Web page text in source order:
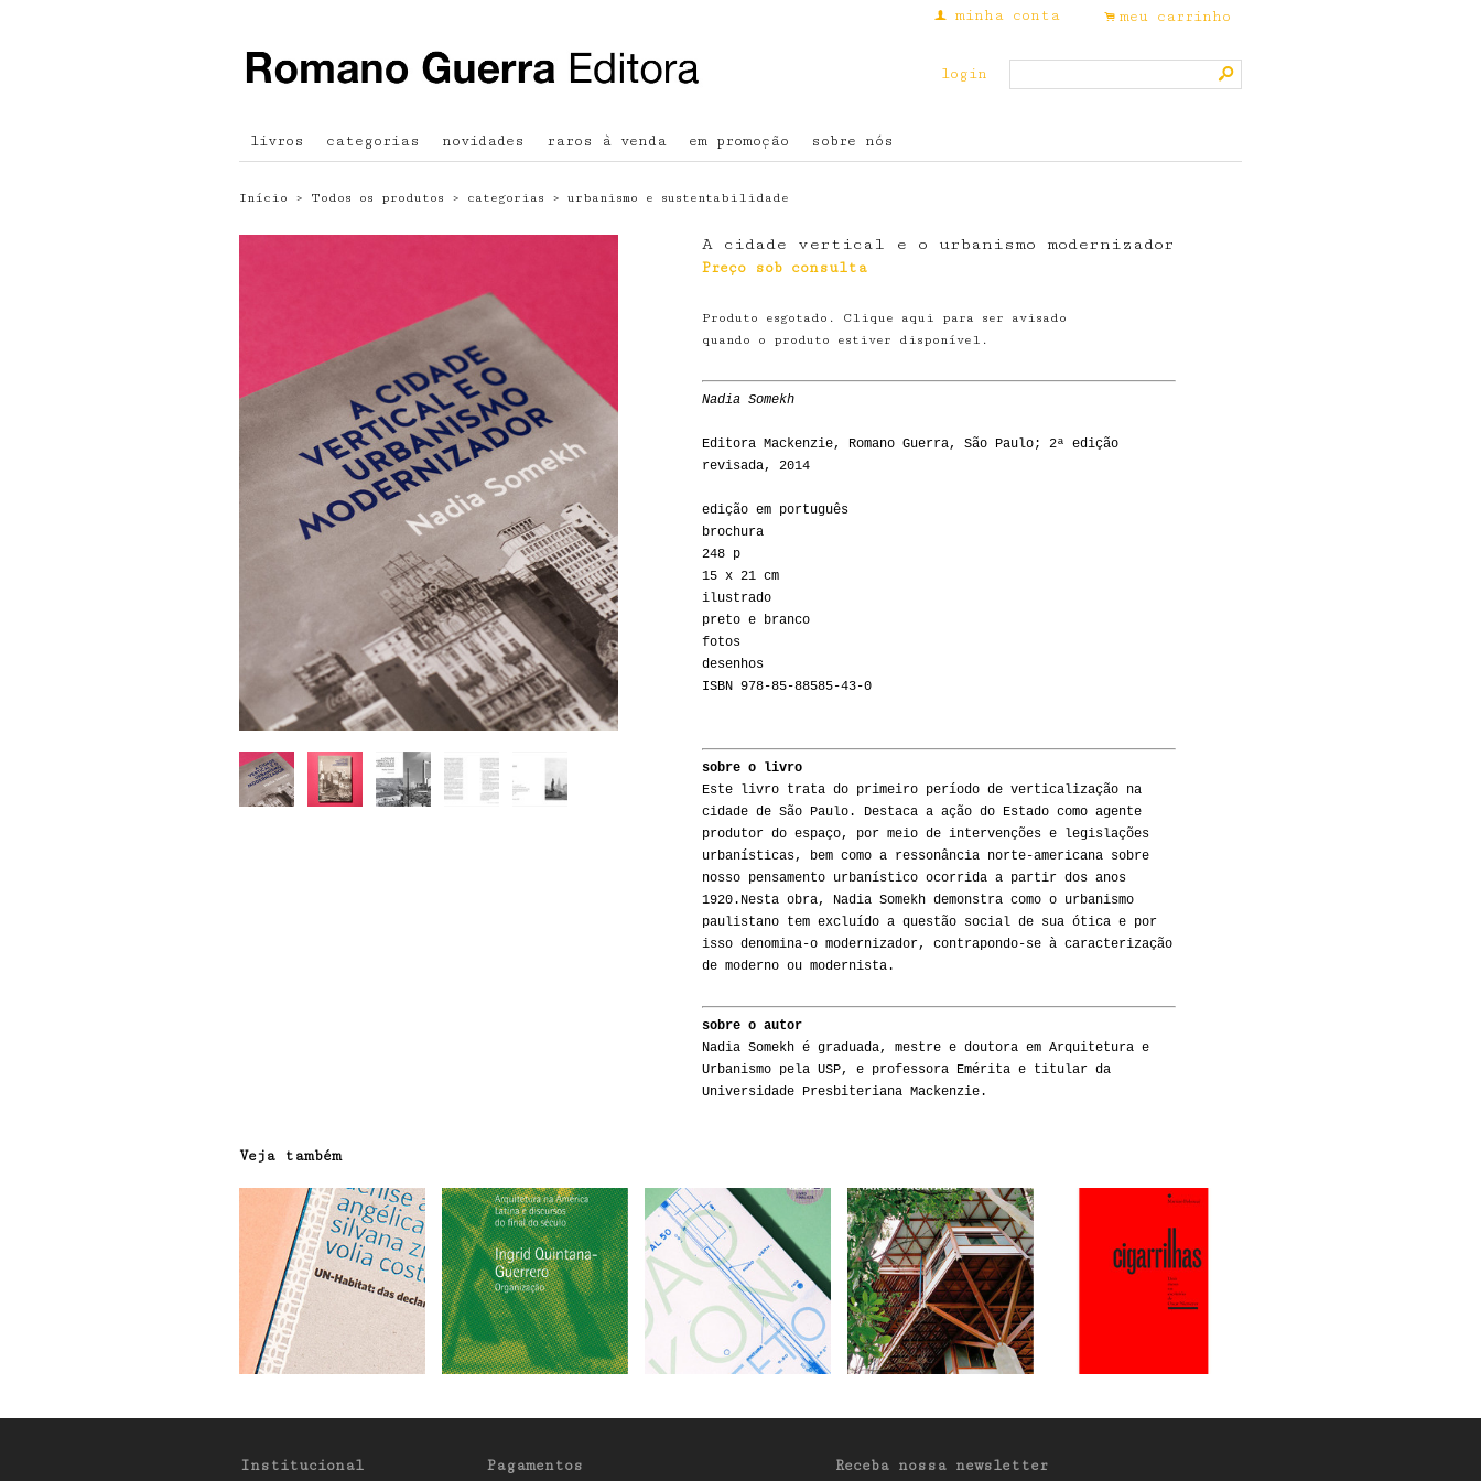
f minha conta . meu carrinho
login s
livros categorias novidades raros à venda em promoção sobre nós
Início › Todos os produtos › categorias › urbanismo e sustentabilidade
A cidade vertical e o urbanismo modernizador
Preço sob consulta
Produto esgotado. Clique aqui para ser avisado
quando o produto estiver disponível.
Nadia Somekh
Editora Mackenzie, Romano Guerra, São Paulo; 2ª edição
revisada, 2014
edição em português
brochura
248 p
15 x 21 cm
ilustrado
preto e branco
fotos
desenhos
ISBN 978-85-88585-43-0
sobre o livro
Este livro trata do primeiro período de verticalização na
cidade de São Paulo. Destaca a ação do Estado como agente
produtor do espaço, por meio de intervenções e legislações
urbanísticas, bem como a ressonância norte-americana sobre
nosso pensamento urbanístico ocorrida a partir dos anos
1920.Nesta obra, Nadia Somekh demonstra como o urbanismo
paulistano tem excluído a questão social de sua ótica e por
isso denomina-o modernizador, contrapondo-se à caracterização
de moderno ou modernista.
sobre o autor
Nadia Somekh é graduada, mestre e doutora em Arquitetura e
Urbanismo pela USP, e professora Emérita e titular da
Universidade Presbiteriana Mackenzie.
Veja também
Institucional Pagamentos Receba nossa newsletter